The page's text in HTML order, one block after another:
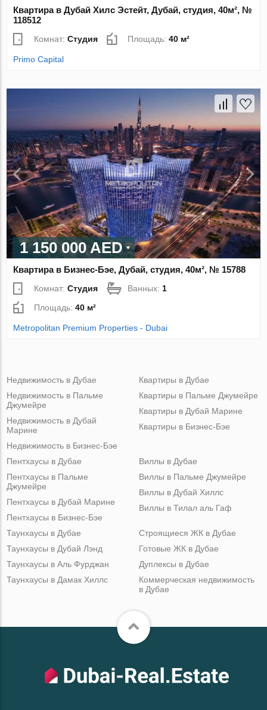
Квартира в Дубай Хилс Эстейт, Дубай, студия, 40м², №
118512
Комнат:Студия Площадь:40 м²
Primo Capital
1 150 000 AED
Квартира в Бизнес-Бэе, Дубай, студия, 40м², № 15788
Комнат:Студия Ванных: 1
Площадь:40 м²
Metropolitan Premium Properties - Dubai
Недвижимость в Дубае
Недвижимость в Пальме
Джумейре
Недвижимость в Дубай
Марине
Недвижимость в Бизнес-Бэе
Квартиры в Дубае
Квартиры в Пальме Джумейре
Квартиры в Дубай Марине
Квартиры в Бизнес-Бэе
Пентхаусы в Дубае
Пентхаусы в Пальме
Джумейре
Пентхаусы в Дубай Марине
Пентхаусы в Бизнес-Бэе
Виллы в Дубае
Виллы в Пальме Джумейре
Виллы в Дубай Хиллс
Виллы в Тилал аль Гаф
Таунхаусы в Дубае
Таунхаусы в Дубай Лэнд
Таунхаусы в Аль Фурджан
Таунхаусы в Дамак Хиллс
Строящиеся ЖК в Дубае
Готовые ЖК в Дубае
Дуплексы в Дубае
Коммерческая недвижимость
в Дубае